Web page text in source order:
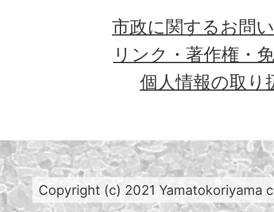
市政に関するお問
リンク・著作権・
個人情報の取り
Copyright (c) 2021 Yamatokoriyama